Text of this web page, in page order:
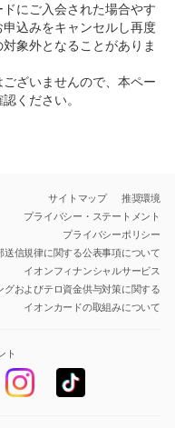
にご入会された場合やす
込みをキャンセルし再度
象外となることがありま
ざいませんので、本ペー
ください。
サイトマップ
推奨環境
プライバシー・ステートメント
プライバシーポリシー
送信規律に関する公表事項について
イオンフィナンシャルサービス
グおよびテロ資金供与対策に関する
イオンカードの取組みについて
ト